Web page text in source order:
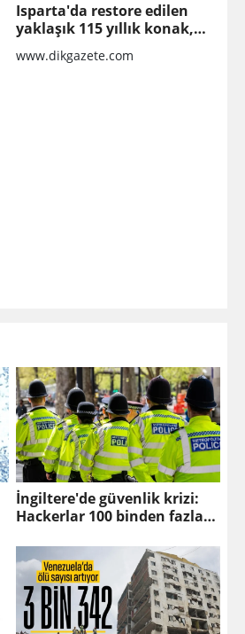
Isparta'da restore edilen
yaklaşık 115 yıllık konak,
tarihi atmosferiyle
misafirlerini ağırlıyo
www.dikgazete.com
İngiltere'de güvenlik krizi:
Hackerlar 100 binden fazla